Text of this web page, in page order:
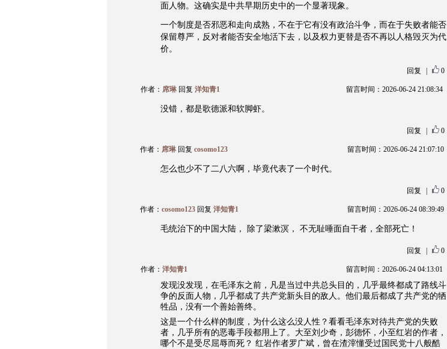
面人物。这确实是中共早期历史中的一个显著现象。
一个制度是否邪恶和走向成熟，不在于它有没有政治斗争，而在于失败者能否
保留尊严，反对者能否安全地活下去，以及权力更替是否不再以人格毁灭为代
价。
回复 0
作者： 席琳回复 洋知青1 留言时间：2026-06-24 21:08:34
没错，都是歌德派和软脚虾。
回复 0
作者： 席琳回复 cosomo123 留言时间：2026-06-24 21:07:10
怎么也少不了二八六啊，毕竟代表了一个时代。
回复 0
作者： cosomo123回复 洋知青1 留言时间：2026-06-24 08:39:49
毛统治下的中国大陆， 除了梁漱溟， 不无耻唾面自干者，全部死亡！
回复 0
作者： 洋知青1 留言时间：2026-06-24 04:13:01
发现没发现，在毛泽东之前，凡是当过中共总头目的，几乎最终都成了路线斗
争的反面人物，几乎都成了共产党新头目的敌人。他们最后都成了共产党的牺
牲品，没有一个善始善终。
这是一个什么样的制度，为什么这么没人性？看看毛泽东对待共产党的失败
者，几乎所有的恶毒手段都用上了。大至刘少奇，彭德怀，小至红岩的作者，
哪个不是受尽屈辱而死？ 红岩作者罗广斌，曾在渣滓懂受过国民党十八般酷